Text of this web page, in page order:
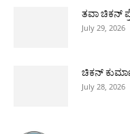
ತವಾ ಚಿಕನ್
July 29, 2026
ಚಿಕನ್
July 28, 2026